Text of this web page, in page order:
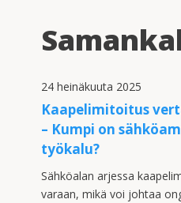
24 heinäkuuta 2025
Kaapelimitoitus
– Kumpi on
työkalu?
Sähköalan arjessa
varaan, mikä voi johtaa